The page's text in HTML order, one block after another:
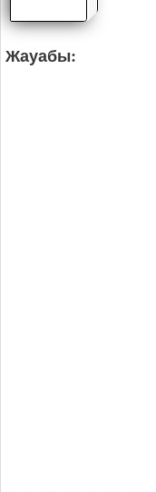
Жауабы: